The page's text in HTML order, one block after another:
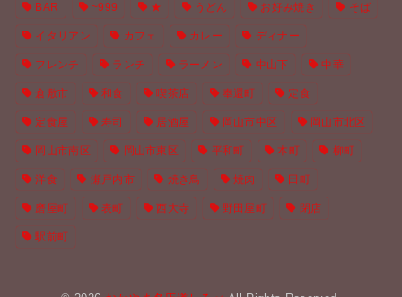
BAR ~999 ★ うどん お好み焼き そば
イタリアン カフェ カレー ディナー
フレンチ ランチ ラーメン 中山下 中華
倉敷市 和食 喫茶店 奉還町 定食
定食屋 寿司 居酒屋 岡山市中区 岡山市北区
岡山市南区 岡山市東区 平和町 本町 柳町
洋食 瀬戸内市 焼き鳥 焼肉 田町
磨屋町 表町 西大寺 野田屋町 閉店
駅前町